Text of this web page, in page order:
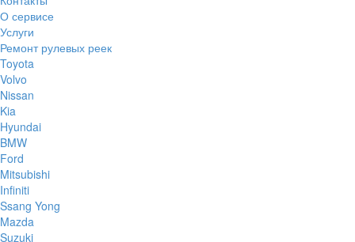
О сервисе
Услуги
Ремонт рулевых реек
Toyota
Volvo
Nissan
Kia
Hyundai
BMW
Ford
Mitsubishi
Infiniti
Ssang Yong
Mazda
Suzuki